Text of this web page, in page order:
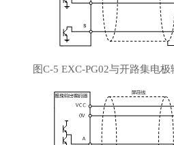
图C-5 EXC-PG02与开路集电极